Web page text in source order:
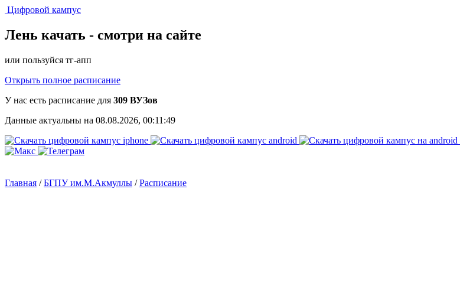
Цифровой кампус
Лень качать - смотри на сайте
или пользуйся тг-апп
Открыть полное расписание
У нас есть расписание для 309 ВУЗов
Данные актуальны на 08.08.2026, 00:11:49
Главная /БГПУ им.М.Акмуллы /Расписание